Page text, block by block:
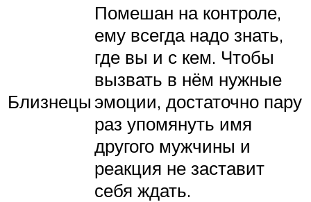
Близнецы
Помешан на контроле,
ему всегда надо знать,
где вы и с кем. Чтобы
вызвать в нём нужные
эмоции, достаточно пару
раз упомянуть имя
другого мужчины и
реакция не заставит
себя ждать.